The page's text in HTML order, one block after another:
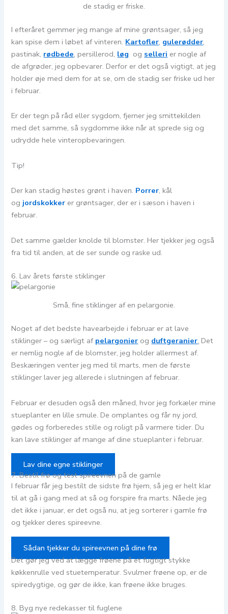
de stadig er friske.
I efteråret gemmer jeg mange af mine grøntsager, så jeg
kan spise dem i løbet af vinteren. Kartofler, gulerødder,
pastinak, rødbede, persillerod, løg og selleri er nogle af
de afgrøder, jeg opbevarer. Derfor er det også vigtigt, at jeg
holder øje med dem for at se, om de stadig ser friske ud her
i februar.
Er der tegn på råd eller sygdom, fjerner jeg smittekilden
med det samme, så sygdomme ikke når at sprede sig og
udrydde hele vinteropbevaringen.
Tip!
Der kan stadig høstes grønt i haven. Porrer, kål
og jordskokker er grøntsager, der er i sæson i haven i
februar.
Det samme gælder knolde til blomster. Her tjekker jeg også
fra tid til anden, at de ser sunde og raske ud.
6. Lav årets første stiklinger
Små, fine stiklinger af en pelargonie.
Noget af det bedste havearbejde i februar er at lave
stiklinger – og særligt af pelargonier og duftgeranier. Det
er nemlig nogle af de blomster, jeg holder allermest af.
Beskæringen venter jeg med til marts, men de første
stiklinger laver jeg allerede i slutningen af februar.
Februar er desuden også den måned, hvor jeg forkæler mine
stueplanter en lille smule. De omplantes og får ny jord,
gødes og forberedes stille og roligt på varmere tider. Du
kan lave stiklinger af mange af dine stueplanter i februar.
Lav dine egne stiklinger
7. Bestil frø og test spireevnen på de gamle
I februar får jeg bestilt de sidste frø hjem, så jeg er helt klar
til at gå i gang med at så og forspire fra marts. Nåede jeg
det ikke i januar, er det også nu, at jeg sorterer i gamle frø
og tjekker deres spireevne.
Sådan tjekker du spireevnen på dine frø
Det gør jeg ved at lægge frøene på et fugtigt stykke
køkkenrulle ved stuetemperatur. Svulmer frøene op, er de
spiredygtige, og gør de ikke, kan frøene ikke bruges.
8. Byg nye redekasser til fuglene